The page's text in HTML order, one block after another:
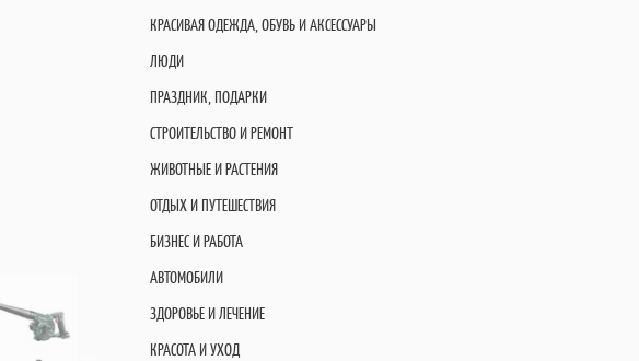
КРАСИВАЯ ОДЕЖДА, ОБУВЬ И АКСЕССУАРЫ
ЛЮДИ
ПРАЗДНИК, ПОДАРКИ
СТРОИТЕЛЬСТВО И РЕМОНТ
ЖИВОТНЫЕ И РАСТЕНИЯ
ОТДЫХ И ПУТЕШЕСТВИЯ
БИЗНЕС И РАБОТА
АВТОМОБИЛИ
ЗДОРОВЬЕ И ЛЕЧЕНИЕ
КРАСОТА И УХОД